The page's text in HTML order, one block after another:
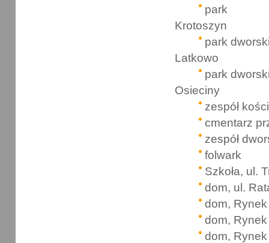
park
Krotoszyn
park
Latkowo
park
Osieciny
zespół
cmentarz
zespół
folwark
Szkoła, ul.
dom, ul.
dom,
dom,
dom,